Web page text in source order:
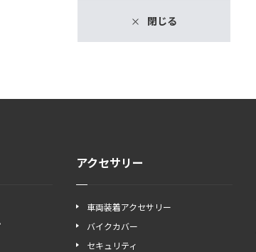
閉じる
アクセサリー
車両装着アクセサリー
バイクカバー
セキュリティ